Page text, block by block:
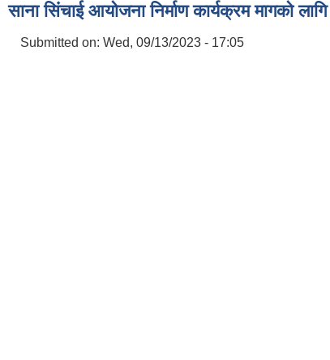
साना सिंचाई आयोजना निर्माण कार्यक्रम मागको
Submitted on: Wed, 09/13/2023 - 17:05